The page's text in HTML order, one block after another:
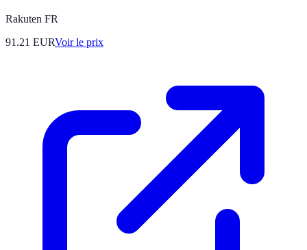
Rakuten FR
91.21 EURVoir le prix